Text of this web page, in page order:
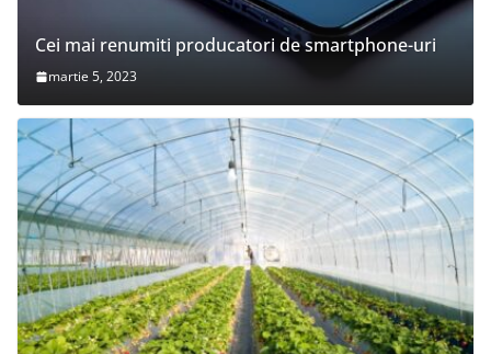
Cei mai renumiti producatori de smartphone-uri
martie 5, 2023